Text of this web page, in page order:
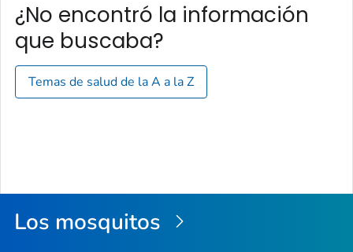
¿No encontró la información
que buscaba?
Temas de salud de la A a la Z
Los mosquitos